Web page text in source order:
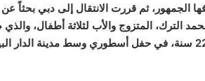
الجمهور، ثم قررت الانتقال إلى دبي
الترك، المتزوج والأب لثلاثة أطفال،